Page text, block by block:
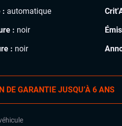
: automatique
: noir
: noir
DE GARANTIE JUSQU’À 6 ANS